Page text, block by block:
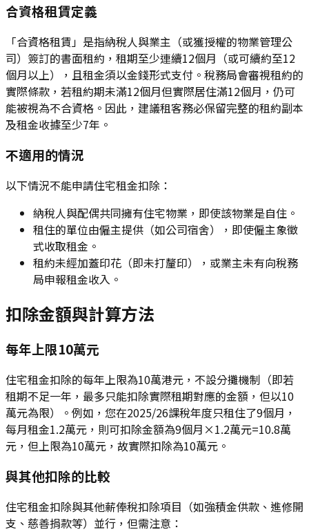
合資格租賃定義
「合資格租賃」是指納稅人與業主（或獲授權的物業管理公
司）簽訂的書面租約，租期至少連續12個月（或可續約至12
個月以上），且租金須以金錢形式支付。稅務局會審視租約的
實際條款，若租約期未滿12個月但實際居住滿12個月，仍可
能被視為不合資格。因此，建議租客務必保留完整的租約副本
及租金收據至少7年。
不適用的情況
以下情況不能申請住宅租金扣除：
納稅人與配偶共同擁有住宅物業，即使該物業是自住。
租住的單位由僱主提供（如公司宿舍），即使僱主象徵
式收取租金。
租約未經加蓋印花（即未打釐印），或業主未有向稅務
局申報租金收入。
扣除金額與計算方法
每年上限10萬元
住宅租金扣除的每年上限為10萬港元，不設分攤機制（即若
租期不足一年，最多只能扣除實際租期對應的金額，但以10
萬元為限）。例如，您在2025/26課稅年度只租住了9個月，
每月租金1.2萬元，則可扣除金額為9個月×1.2萬元=10.8萬
元，但上限為10萬元，故實際扣除為10萬元。
與其他扣除的比較
住宅租金扣除與其他薪俸稅扣除項目（如強積金供款、進修開
支、慈善捐款等）並行，但需注意：